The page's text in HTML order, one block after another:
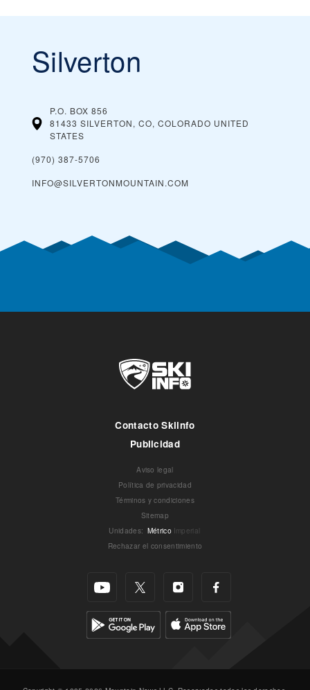
Silverton
P.O. BOX 856
81433 SILVERTON, CO, COLORADO UNITED
STATES
(970) 387-5706
INFO@SILVERTONMOUNTAIN.COM
Contacto Skiinfo
Publicidad
Aviso legal
Política de privacidad
Términos y condiciones
Sitemap
Unidades: Métrico Imperial
Rechazar el consentimiento